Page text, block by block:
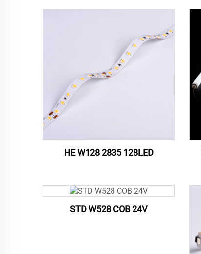
HE W128 2835 128LED
STD W528 COB 24V